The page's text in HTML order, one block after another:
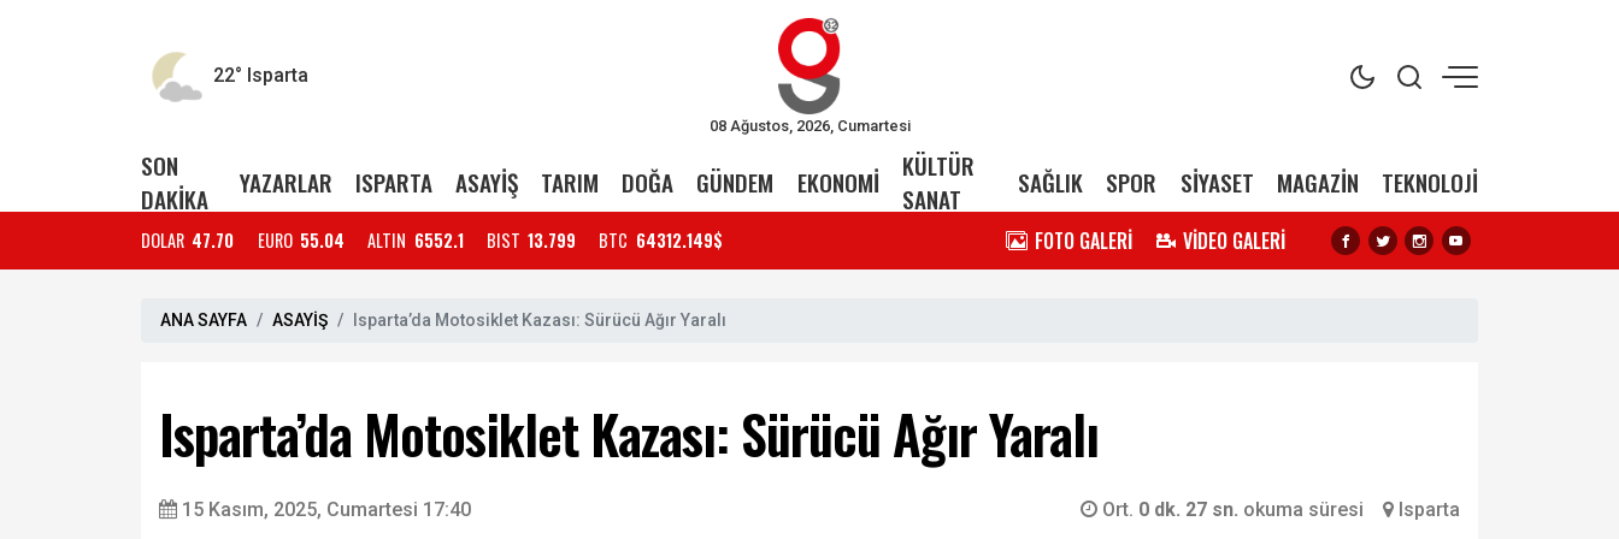
22° Isparta
08 Ağustos, 2026, Cumartesi
SON
DAKİKA
YAZARLAR ISPARTA ASAYİŞ TARIM DOĞA GÜNDEM EKONOMİ
KÜLTÜR
SANAT
SAĞLIK SPOR SİYASET MAGAZİN TEKNOLOJİ
DOLAR 47.70 EURO 55.04 ALTIN 6552.1 BIST 13.799 BTC 64312.149$ FOTO GALERİ VİDEO GALERİ
ANA SAYFA ASAYİŞ Isparta’da Motosiklet Kazası: Sürücü Ağır Yaralı
Isparta’da Motosiklet Kazası: Sürücü Ağır Yaralı
15 Kasım, 2025, Cumartesi 17:40 Ort. 0 dk. 27 sn. okuma süresi Isparta